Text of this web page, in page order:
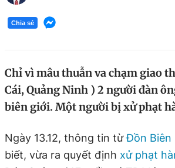
Chia sẻ
Chỉ vì mâu thuẫn va chạm giao
Cái, Quảng Ninh ) 2 người đàn
biên giới. Một người bị xử phạt
Ngày 13.12, thông tin từĐồn Biên
biết, vừa ra quyết định xử phạt